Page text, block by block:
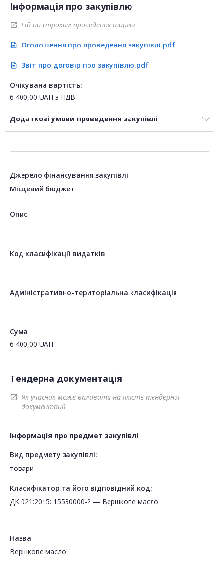
Інформація про закупівлю
open_in_new Гід по строкам проведення торгів
description Оголошення про проведення закупівлі.pdf
description Звіт про договір про закупівлю.pdf
Очікувана вартість:
6 400,00 UAH з ПДВ
Додаткові умови проведення закупівлі
Джерело фінансування закупівлі
Місцевий бюджет
Опис
—
Код класифікації видатків
—
Адміністративно-територіальна класифікація
—
Сума
6 400,00 UAH
Тендерна документація
open_in_new
Як учасник може впливати на якість тендерної
документації
Інформація про предмет закупівлі
Вид предмету закупівлі:
товари
Класифікатор та його відповідний код:
ДК 021:2015: 15530000-2 — Вершкове масло
Назва
Вершкове масло